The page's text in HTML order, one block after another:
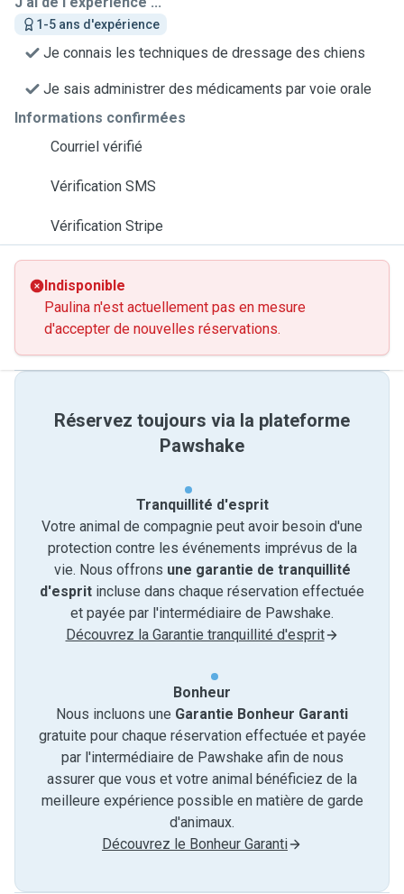
1-5 ans d'expérience
Je connais les techniques de dressage des chiens
Je sais administrer des médicaments par voie orale
Informations confirmées
Courriel vérifié
Vérification SMS
Vérification Stripe
Indisponible
Paulina n'est actuellement pas en mesure
d'accepter de nouvelles réservations.
Réservez toujours via la plateforme
Pawshake
Tranquillité d'esprit
Votre animal de compagnie peut avoir besoin d'une
protection contre les événements imprévus de la
vie. Nous offrons une garantie de tranquillité
d'esprit incluse dans chaque réservation effectuée
et payée par l'intermédiaire de Pawshake.
Découvrez la Garantie tranquillité d'esprit
Bonheur
Nous incluons une Garantie Bonheur Garanti
gratuite pour chaque réservation effectuée et payée
par l'intermédiaire de Pawshake afin de nous
assurer que vous et votre animal bénéficiez de la
meilleure expérience possible en matière de garde
d'animaux.
Découvrez le Bonheur Garanti